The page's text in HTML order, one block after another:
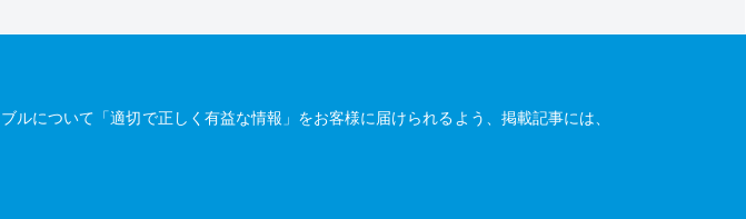
について「適切で正しく有益な情報」をお客様に届けられるよう、掲載記事には、